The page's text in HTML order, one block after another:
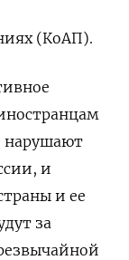
(КоАП).
нарушают
и
и ее
за